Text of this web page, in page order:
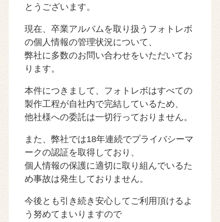
とうございます。
現在、卒業アルバムを取り扱うフォトレボ
の個人情報の管理状況について、
弊社に多数のお問い合わせをいただいてお
ります。
本件につきまして、フォトレボはすべての
製作工程が自社内で完結しているため、
他社様への委託は一切行っておりません。
また、弊社では18年連続でプライバシーマ
ークの認証を取得しており、
個人情報の保護に適切に取り組んでいるた
め事故は発生しておりません。
今後とも引き続き安心してご利用頂けるよ
う努めてまいりますので